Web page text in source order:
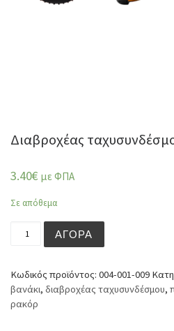
Διαβροχέας
3.40€ με ΦΠΑ
Σε απόθεμα
ΑΓΟΡΆ
Κωδικός προϊόντος: 004-001-009
βανάκι, διαβροχέας ταχυσυνδέσμου,
ρακόρ